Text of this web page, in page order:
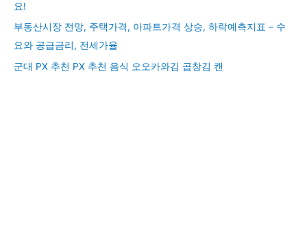
요!
부동산시장 전망, 주택가격, 아파트가격 상승, 하락예측지표 – 수
요와 공급금리, 전세가율
군대 PX 추천 PX 추천 음식 오오카와김 곱창김 캔